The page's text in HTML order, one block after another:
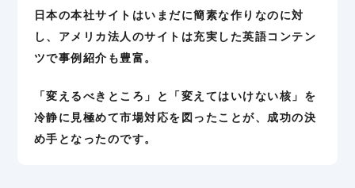
日本の本社サイトはいまだに簡素な作りなのに対
し、アメリカ法人のサイトは充実した英語コンテン
ツで事例紹介も豊富。
「変えるべきところ」と「変えてはいけない核」を
冷静に見極めて市場対応を図ったことが、成功の決
め手となったのです。